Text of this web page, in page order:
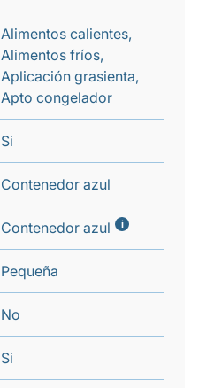
Alimentos calientes,
Alimentos fríos,
Aplicación grasienta,
Apto congelador
Si
Contenedor azul
Contenedor azul i
Pequeña
No
Si